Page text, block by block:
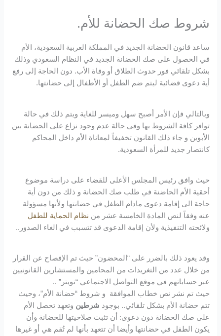
شروط صك الحضانة للأم.
ساعد قانون الحضانة الجديد في المملكة العربية السعودية، الأم
في الحصول على صك الحضانة الجديد في النظام السعودي وذلك
بشكل تلقائي فور حدوث الطلاق أو وفاة الأب. دون الحاجة إلى رفع
أية دعوى قضائية ليتم ضم الطفل أو الأطفال إلى حضانتها.
وبالتالي فإن الأمر أصبح سهل وميسر للغاية ويتم ذلك في حالة
توافر كافة الشروط بها وفي حالة عدم وجود نزاع على الحضانة بين
الأبوين و جاء ذلك القانون تخفيفاً لمعاناة الأم داخل المحاكم
كانتصار جديد للمرأة السعودية.
حيث وافق رئيس المجلس الأعلى للقضاء على دراسة موضوع
أحقية الأم الحاضنة في طلب صك الحضانة و ذلك من دون أية
حاجة الى إقامة دعوى مادام الطفل في حضانتها ولأنها مسؤولة
عنه وفقاً لنص المادة الخامسة عشر من نظام الحماية للطفل
ولائحته التنفيذية ولأن إقامة الدعوى قد تتسبب في الغاء الصدور..
وقد يعود ذلك بالضرر على “المحضون” حيث تم الإفصاح عن القرار
من خلال عدد من التغريدات من المحامين والمستشارين القانونيين
عبر حساباتهم في موقع التواصل الاجتماعي “تويتر” ..
حيث تم نشر نص خطاب الموافقة و شروط “حضانة الأم”، وحيث
تتم حضانة الأم بشكل تلقائي.. بوجود شرطين وتعهد تحصل الأم
على صك الحضانة دون دعوى: أن تثبت صلاحيتها للحضانة وأن
يكون الطفل في حضانتها وأيضا أن تتعهد بأنها لم تُقم هي أو غيرها